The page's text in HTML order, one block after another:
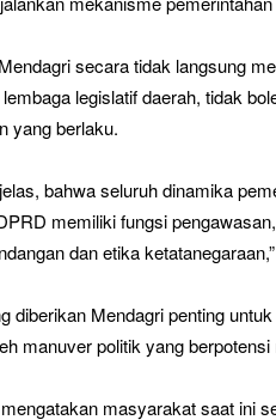
secara tidak langsung
legislatif daerah, tidak
yang berlaku.
bahwa seluruh dinamika
memiliki fungsi
dan etika
diberikan Mendagri penting
manuver politik yang
masyarakat saat ini